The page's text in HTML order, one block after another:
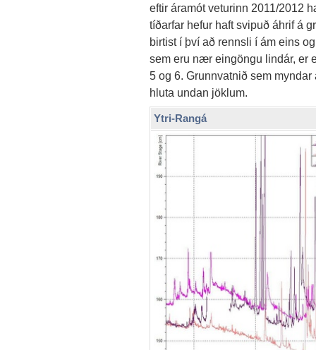
eftir áramót veturinn 2011/2012
tíðarfar hefur haft svipuð áhrif á
birtist í því að rennsli í ám eins
sem eru nær eingöngu lindár, er
5 og 6. Grunnvatnið sem
hluta undan jöklum.
Ytri-Rangá